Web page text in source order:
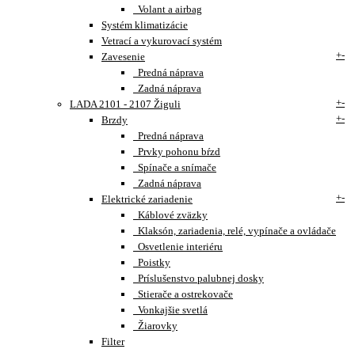
Volant a airbag
Systém klimatizácie
Vetrací a vykurovací systém
Zavesenie
+-
Predná náprava
Zadná náprava
LADA 2101 - 2107 Žiguli
+-
Brzdy
+-
Predná náprava
Prvky pohonu bŕzd
Spínače a snímače
Zadná náprava
Elektrické zariadenie
+-
Káblové zväzky
Klaksón, zariadenia, relé, vypínače a ovládače
Osvetlenie interiéru
Poistky
Príslušenstvo palubnej dosky
Stierače a ostrekovače
Vonkajšie svetlá
Žiarovky
Filter